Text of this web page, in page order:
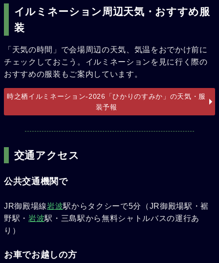
イルミネーション周辺天気・おすすめ服
装
「天気の時間」で会場周辺の天気、気温をおでかけ前に
チェックしておこう。イルミネーションを見に行く際の
おすすめの服装もご案内しています。
時之栖イルミネーション-2026「ひかりのすみか」の天気・服
装予報
交通アクセス
公共交通機関で
JR御殿場線岩波駅からタクシーで5分（JR御殿場駅・裾
野駅・ 岩波駅・三島駅から無料シャトルバスの運行あ
り）
お車でお越しの方